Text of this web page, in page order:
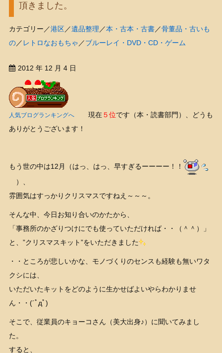
頂きました。
カテゴリー／港区／遺品整理 ／本・古本・古書／骨董品・古いも
の／ レトロなおもちゃ ／ブルーレイ・DVD・CD・ゲーム
2012 年 12 月 4 日
人気ブログランキングへ現在５位です（本・読書部門）、どうも
ありがとうございます！
もう世の中は12月（はっ、はっ、早すぎるーーーー！！
）、
雰囲気はすっかりクリスマスですねえ～～～。
そんな中、今日お知り合いのかたから、
「事務所のかざりつけにでも使っていただければ・・（＾＾）」
と、”クリスマスキット”をいただきました
・・ところが悲しいかな、モノづくりのセンスも経験も無いワタ
クシには、
いただいたキットをどのように生かせばよいやらわかりませ
ん・・(´ﾟдﾟ)
そこで、従業員のキョーコさん（美大出身♪）に聞いてみまし
た。
すると、